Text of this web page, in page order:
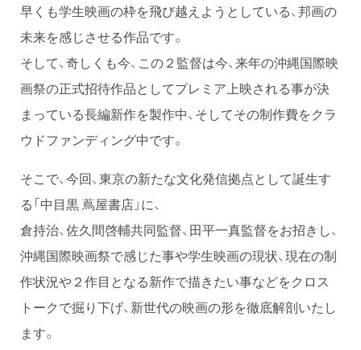
早くも学生映画の枠を飛び越えようとしている、邦画の
未来を感じさせる作品です。
そして、奇しくも今、この２監督は今、来年の沖縄国際映
画祭の正式招待作品としてプレミア上映される事が決
まっている長編新作を製作中、そしてその制作費をクラ
ウドファンディング中です。
そこで、今回、東京の新たな文化発信拠点として誕生す
る「中目黒 蔦屋書店」に、
倉持治、佐久間啓輔共同監督、田平一真監督をお招きし、
沖縄国際映画祭で感じた事や学生映画の現状、現在の制
作状況や２作目となる新作で描きたい事などをクロス
トークで掘り下げ、新世代の映画の形を徹底解剖いたし
ます。